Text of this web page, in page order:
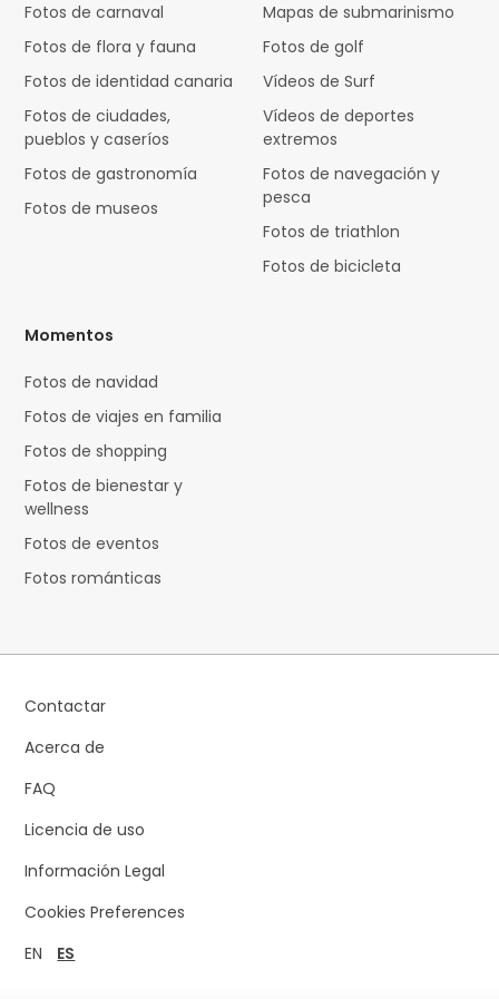
Fotos de carnaval
Fotos de flora y fauna
Fotos de identidad canaria
Fotos de ciudades,
pueblos y caseríos
Fotos de gastronomía
Fotos de museos
Mapas de submarinismo
Fotos de golf
Vídeos de Surf
Vídeos de deportes
extremos
Fotos de navegación y
pesca
Fotos de triathlon
Fotos de bicicleta
Momentos
Fotos de navidad
Fotos de viajes en familia
Fotos de shopping
Fotos de bienestar y
wellness
Fotos de eventos
Fotos románticas
Contactar
Acerca de
FAQ
Licencia de uso
Información Legal
Cookies Preferences
EN
ES